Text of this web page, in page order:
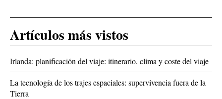
Artículos más vistos
Irlanda: planificación del viaje: itinerario, clima y coste del viaje
La tecnología de los trajes espaciales: supervivencia fuera de la
Tierra